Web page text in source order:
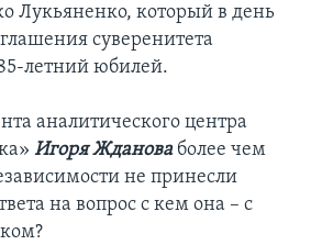
Лукьяненко, который в день
суверенитета
летний юбилей.
аналитического центра
Игоря Ждановаболее чем
не принесли
на вопрос с кем она – с